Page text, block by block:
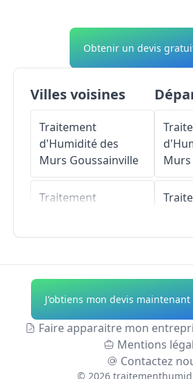
Obtenir un devis
Villes voisines
Traitement
d'Humidité des
Murs Goussainville
Traitement
Traitement
d'Humidité des
Murs Épiais-lès-
Louvres
d'Humidité des
Murs
Murs
Murs
J'obtiens mon devis
Faire apparaitre mon
Mentions
Contactez
© 2026